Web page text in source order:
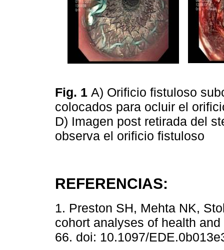
Fig. 1 A) Orificio fistuloso
colocados para ocluir el
D) Imagen post retirada del
observa el orificio fistuloso
REFERENCIAS:
1. Preston SH, Mehta NK,
cohort analyses of health
66. doi: 10.1097/